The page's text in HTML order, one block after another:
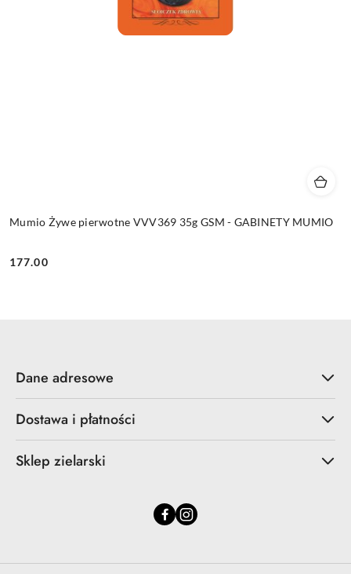
Mumio Żywe pierwotne VVV369 35g GSM - GABINETY MUMIO
Cena:
177.00
Dane adresowe
Dostawa i płatności
Sklep zielarski